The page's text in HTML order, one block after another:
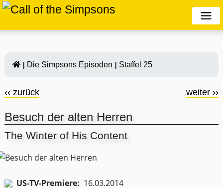
Die Simpsons Episoden Staffel 25
‹‹ zurück weiter ››
Besuch der alten Herren
The Winter of His Content
US-TV-Premiere: 16.03.2014